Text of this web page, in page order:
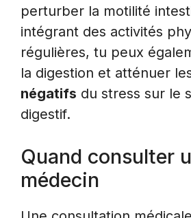
perturber la motilité
intégrant des activités
régulières, tu peux
la digestion et atténuer
négatifs du stress sur le
digestif.
Quand consulter
médecin